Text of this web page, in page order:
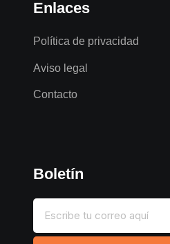
Enlaces
Política de privacidad
Aviso legal
Contacto
Boletín